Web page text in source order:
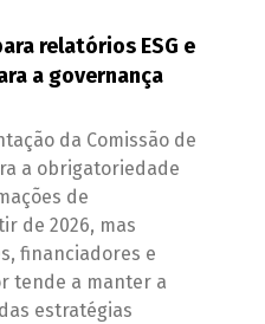
relatórios ESG e
a governança
da Comissão de
a obrigatoriedade
de
de 2026, mas
financiadores e
tende a manter a
estratégias